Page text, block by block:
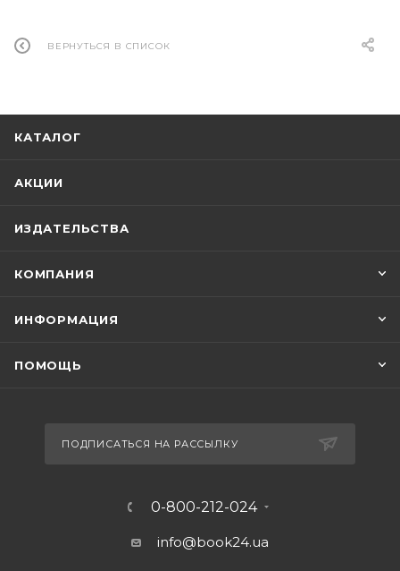
ВЕРНУТЬСЯ В СПИСОК
КАТАЛОГ
АКЦИИ
ИЗДАТЕЛЬСТВА
КОМПАНИЯ
ИНФОРМАЦИЯ
ПОМОЩЬ
ПОДПИСАТЬСЯ НА РАССЫЛКУ
0-800-212-024
info@book24.ua